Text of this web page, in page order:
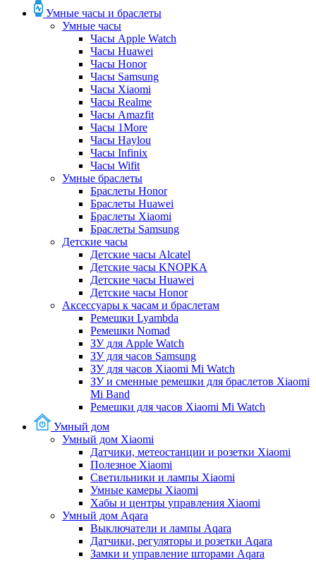
Умные часы и браслеты
Умные часы
Часы Apple Watch
Часы Huawei
Часы Honor
Часы Samsung
Часы Xiaomi
Часы Realme
Часы Amazfit
Часы 1More
Часы Haylou
Часы Infinix
Часы Wifit
Умные браслеты
Браслеты Honor
Браслеты Huawei
Браслеты Xiaomi
Браслеты Samsung
Детские часы
Детские часы Alcatel
Детские часы KNOPKA
Детские часы Huawei
Детские часы Honor
Аксессуары к часам и браслетам
Ремешки Lyambda
Ремешки Nomad
ЗУ для Apple Watch
ЗУ для часов Samsung
ЗУ для часов Xiaomi Mi Watch
ЗУ и сменные ремешки для браслетов Xiaomi
Mi Band
Ремешки для часов Xiaomi Mi Watch
Умный дом
Умный дом Xiaomi
Датчики, метеостанции и розетки Xiaomi
Полезное Xiaomi
Светильники и лампы Xiaomi
Умные камеры Xiaomi
Хабы и центры управления Xiaomi
Умный дом Aqara
Выключатели и лампы Aqara
Датчики, регуляторы и розетки Aqara
Замки и управление шторами Aqara